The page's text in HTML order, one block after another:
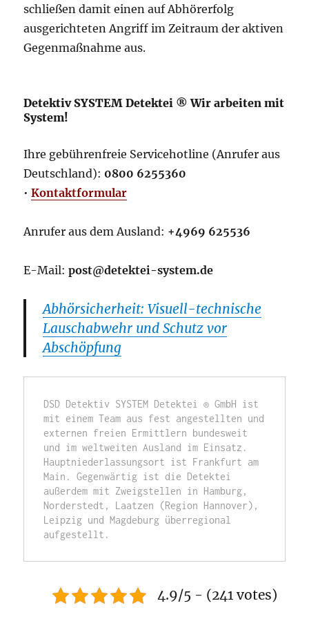
schließen damit einen auf Abhörerfolg
ausgerichteten Angriff im Zeitraum der aktiven
Gegenmaßnahme aus.
Detektiv SYSTEM Detektei ® Wir arbeiten mit
System!
Ihre gebührenfreie Servicehotline (Anrufer aus
Deutschland): 0800 6255360
•Kontaktformular
Anrufer aus dem Ausland: +4969 625536
E-Mail:post@detektei-system.de
Abhörsicherheit: Visuell-technische
Lauschabwehr und Schutz vor
Abschöpfung
DSD Detektiv SYSTEM Detektei ® GmbH ist
mit einem Team aus fest angestellten und
externen freien Ermittlern bundesweit
und im weltweiten Ausland im Einsatz.
Hauptniederlassungsort ist Frankfurt am
Main. Gegenwärtig ist die Detektei
außerdem mit Zweigstellen in Hamburg,
Norderstedt, Laatzen (Region Hannover),
Leipzig und Magdeburg überregional
aufgestellt.
4.9/5 - (241 votes)